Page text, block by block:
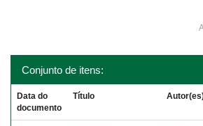
Conjunto de itens:
Data do
documento
Título